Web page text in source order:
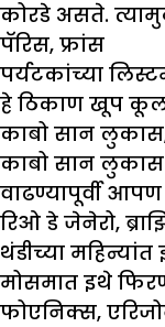
कोरडे असते.
पॅरिस, फ्रांस
पर्यटकांच्या
हे ठिकाण खूप कूल
काबो सान लुकास
काबो सान लुकास
वाढण्यापूर्वी
रिओ डे जेनेरो, ब्रा
थंडीच्या
मोसमात इथे
फोएनिक्स,